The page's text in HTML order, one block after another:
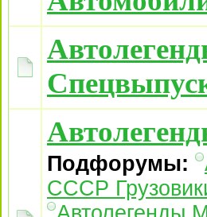
Подфорумы:
СССР